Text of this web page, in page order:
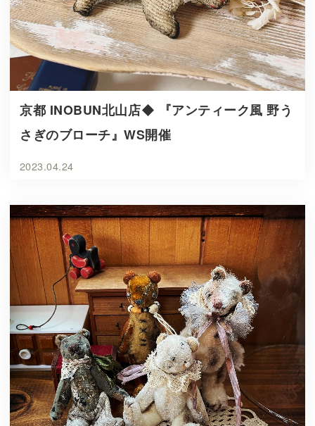
京都 INOBUN北山店◆ 『アンティーク風 野う
さぎのブローチ』WS開催
2023.04.24